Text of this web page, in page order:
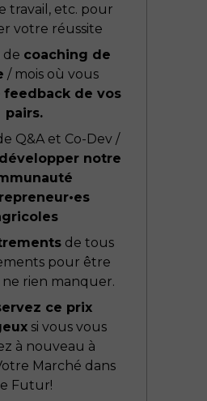
travail, etc. pour
votre réussite
de coaching de
/ mois où vous
feedback de vos
pairs.
Q&A et Co-Dev /
développer notre
de tous
pour être
rien manquer.
ce prix
si vous vous
à nouveau à
Marché dans
le Futur!